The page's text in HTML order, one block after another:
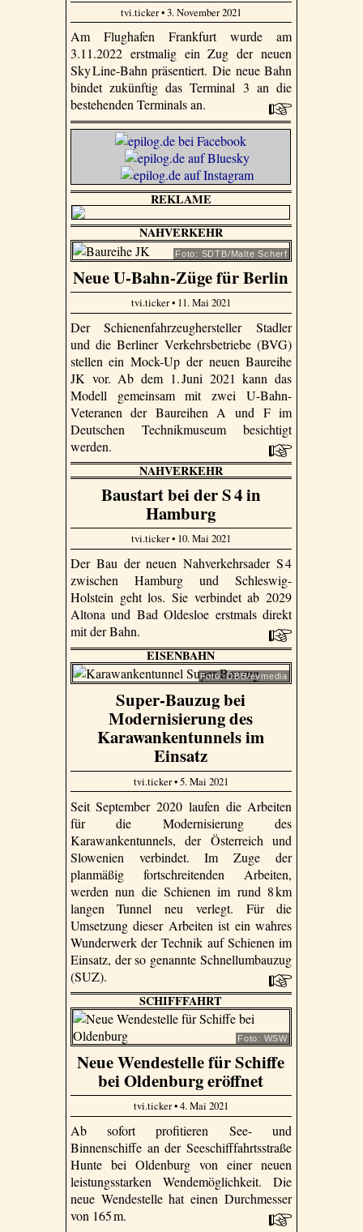
tvi.ticker • 3. November 2021
Am Flughafen Frankfurt wurde am
3.11.2022 erstmalig ein Zug der neuen
Sky Line-Bahn präsentiert. Die neue Bahn
bindet zukünftig das Terminal 3 an die
bestehenden Terminals an.
REKLAME
NAHVERKEHR
Foto: SDTB/Malte Scherf
Neue U-Bahn-Züge für Berlin
tvi.ticker • 11. Mai 2021
Der Schienenfahrzeughersteller Stadler
und die Berliner Verkehrsbetriebe (BVG)
stellen ein Mock-Up der neuen Baureihe
JK vor. Ab dem 1. Juni 2021 kann das
Modell gemeinsam mit zwei U-Bahn-
Veteranen der Baureihen A und F im
Deutschen Technikmuseum besichtigt
werden.
NAHVERKEHR
Baustart bei der S 4 in
Hamburg
tvi.ticker • 10. Mai 2021
Der Bau der neuen Nahverkehrsader S 4
zwischen Hamburg und Schleswig-
Holstein geht los. Sie verbindet ab 2029
Altona und Bad Oldesloe erstmals direkt
mit der Bahn.
EISENBAHN
Foto: ÖBB/evmedia
Super-Bauzug bei
Modernisierung des
Karawankentunnels im
Einsatz
tvi.ticker • 5. Mai 2021
Seit September 2020 laufen die Arbeiten
für die Modernisierung des
Karawankentunnels, der Österreich und
Slowenien verbindet. Im Zuge der
planmäßig fortschreitenden Arbeiten,
werden nun die Schienen im rund 8 km
langen Tunnel neu verlegt. Für die
Umsetzung dieser Arbeiten ist ein wahres
Wunderwerk der Technik auf Schienen im
Einsatz, der so genannte Schnellumbauzug
(SUZ).
SCHIFFFAHRT
Foto: WSW
Neue Wendestelle für Schiffe
bei Oldenburg eröffnet
tvi.ticker • 4. Mai 2021
Ab sofort profitieren See- und
Binnenschiffe an der Seeschifffahrtsstraße
Hunte bei Oldenburg von einer neuen
leistungsstarken Wendemöglichkeit. Die
neue Wendestelle hat einen Durchmesser
von 165 m.